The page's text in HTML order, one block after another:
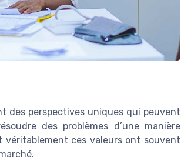
des perspectives uniques qui peuvent
des problèmes d’une manière
ces valeurs ont souvent